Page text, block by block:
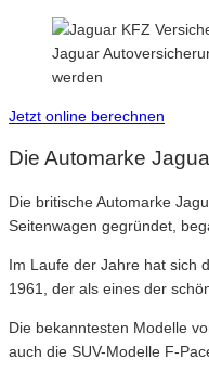
Jaguar
werden
Jetzt online berechnen
Die Automarke
Die britische Automarke
Seitenwagen gegründet,
Im Laufe der Jahre hat sich
1961, der als eines der
Die bekanntesten Modelle
auch die SUV-Modelle F-